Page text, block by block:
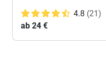
4.8 (21)
ab 24 €